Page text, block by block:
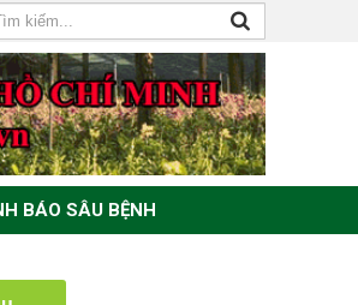
BÁO SÂU BỆNH